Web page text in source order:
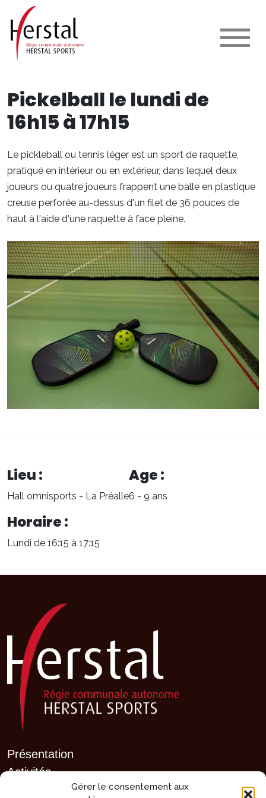
Gérer le consentement aux
Pickelball le lundi de
16h15 à 17h15
Le pickleball ou tennis léger est un sport de raquette,
pratiqué en intérieur ou en extérieur, dans lequel deux
joueurs ou quatre joueurs frappent une balle en plastique
creuse perforée au-dessus d'un filet de 36 pouces de
haut à l'aide d'une raquette à face pleine.
Lieu :
Hall omnisports - La Préalle
Age :
6 - 9 ans
Horaire :
Lundi de 16:15 à 17:15
Présentation
Activités